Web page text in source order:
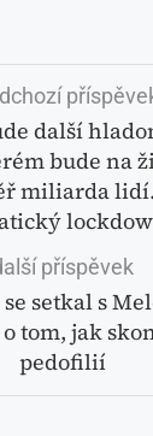
další
bude na
miliarda lidí.
příspěvek
setkal s
tom, jak
pedofilií